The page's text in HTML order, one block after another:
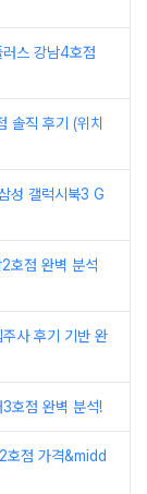
스 강남4호점
솔직 후기 (위치
성 갤럭시북3 G
호점 완벽 분석
사 후기 기반 완
호점 완벽 분석!
호점 가격&midd